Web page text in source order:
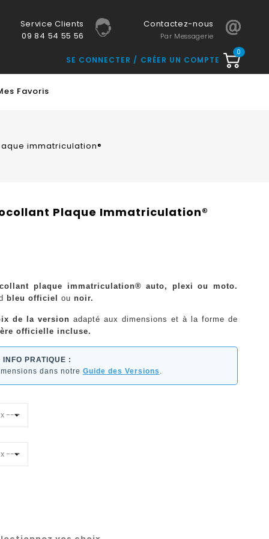
Service Clients
09 84 54 55 56
Contactez-nous
Par Messagerie
0
SE CONNECTER CRÉER UN COMPTE
Favoris
immatriculation®
Plaque Immatriculation®
plaque immatriculation® auto, plexi ou moto.
bleu officiel ou noir.
de la version adapté aux dimensions et à la forme de
officielle incluse.
INFO PRATIQUE :
dans notre Guide des Versions